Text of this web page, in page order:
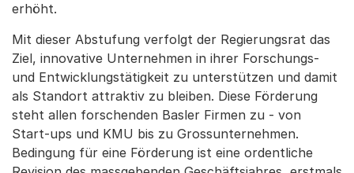
erhöht.
Mit dieser Abstufung verfolgt der Regierungsrat das
Ziel, innovative Unternehmen in ihrer Forschungs-
und Entwicklungstätigkeit zu unterstützen und damit
als Standort attraktiv zu bleiben. Diese Förderung
steht allen forschenden Basler Firmen zu - von
Start-ups und KMU bis zu Grossunternehmen.
Bedingung für eine Förderung ist eine ordentliche